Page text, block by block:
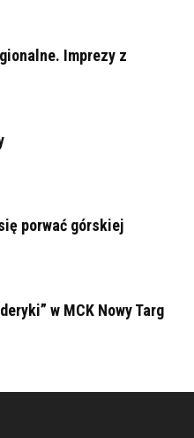
Imprezy z
porwać górskiej
w MCK Nowy Targ